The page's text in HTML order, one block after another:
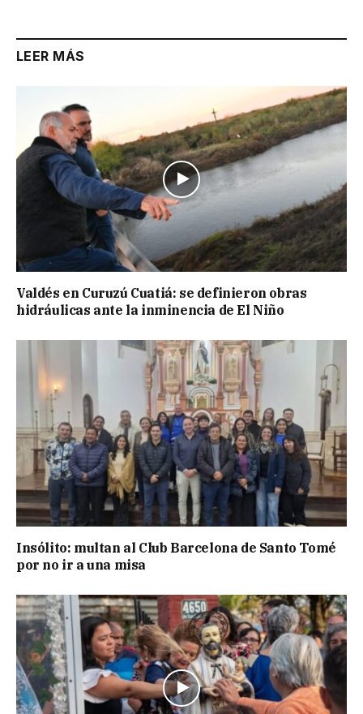
LEER MÁS
Valdés en Curuzú Cuatiá: se definieron obras
hidráulicas ante la inminencia de El Niño
Insólito: multan al Club Barcelona de Santo Tomé
por no ir a una misa